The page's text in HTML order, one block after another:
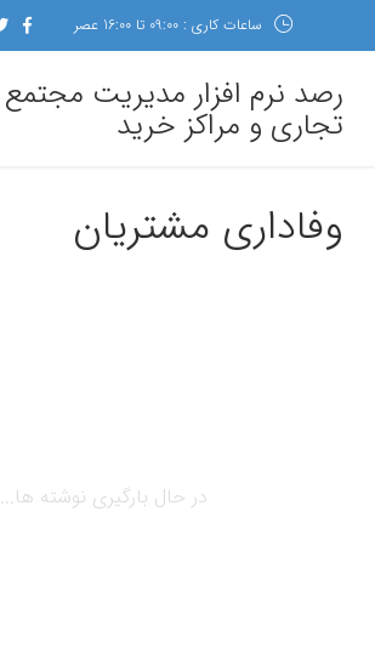
ساعات کاری : 09:00 تا 16:00 عصر
رصد نرم افزار مدیریت مجتمع
تجاری و مراکز خرید
وفاداری مشتریان
در حال بارگیری نوشته ها...